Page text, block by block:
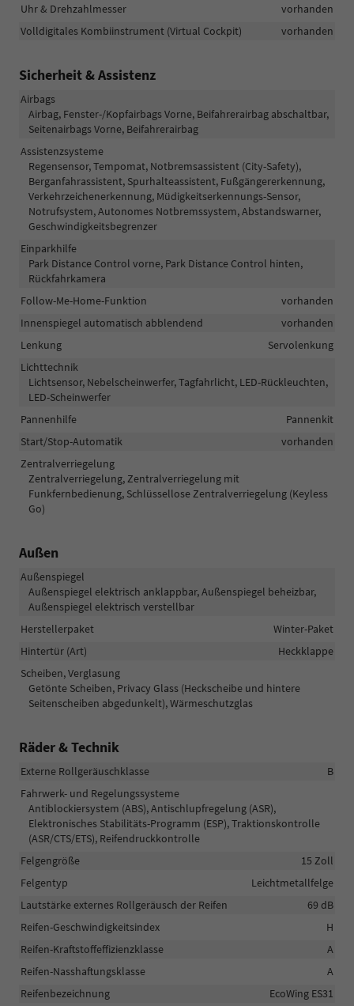
Uhr & Drehzahlmesser
vorhanden
Volldigitales Kombiinstrument (Virtual Cockpit)
vorhanden
Sicherheit & Assistenz
Airbags
Airbag, Fenster-/Kopfairbags Vorne, Beifahrerairbag abschaltbar,
Seitenairbags Vorne, Beifahrerairbag
Assistenzsysteme
Regensensor, Tempomat, Notbremsassistent (City-Safety),
Berganfahrassistent, Spurhalteassistent, Fußgängererkennung,
Verkehrzeichenerkennung, Müdigkeitserkennungs-Sensor,
Notrufsystem, Autonomes Notbremssystem, Abstandswarner,
Geschwindigkeitsbegrenzer
Einparkhilfe
Park Distance Control vorne, Park Distance Control hinten,
Rückfahrkamera
Follow-Me-Home-Funktion
vorhanden
Innenspiegel automatisch abblendend
vorhanden
Lenkung
Servolenkung
Lichttechnik
Lichtsensor, Nebelscheinwerfer, Tagfahrlicht, LED-Rückleuchten,
LED-Scheinwerfer
Pannenhilfe
Pannenkit
Start/Stop-Automatik
vorhanden
Zentralverriegelung
Zentralverriegelung, Zentralverriegelung mit
Funkfernbedienung, Schlüssellose Zentralverriegelung (Keyless
Go)
Außen
Außenspiegel
Außenspiegel elektrisch anklappbar, Außenspiegel beheizbar,
Außenspiegel elektrisch verstellbar
Herstellerpaket
Winter-Paket
Hintertür (Art)
Heckklappe
Scheiben, Verglasung
Getönte Scheiben, Privacy Glass (Heckscheibe und hintere
Seitenscheiben abgedunkelt), Wärmeschutzglas
Räder & Technik
Externe Rollgeräuschklasse
B
Fahrwerk- und Regelungssysteme
Antiblockiersystem (ABS), Antischlupfregelung (ASR),
Elektronisches Stabilitäts-Programm (ESP), Traktionskontrolle
(ASR/CTS/ETS), Reifendruckkontrolle
Felgengröße
15 Zoll
Felgentyp
Leichtmetallfelge
Lautstärke externes Rollgeräusch der Reifen
69 dB
Reifen-Geschwindigkeitsindex
H
Reifen-Kraftstoffeffizienzklasse
A
Reifen-Nasshaftungsklasse
A
Reifenbezeichnung
EcoWing ES31